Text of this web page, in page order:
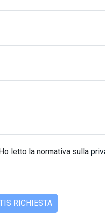
Ho letto la normativa sulla